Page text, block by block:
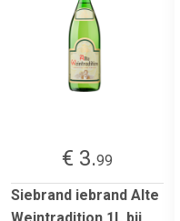
€ 3.99
Siebrand iebrand Alte